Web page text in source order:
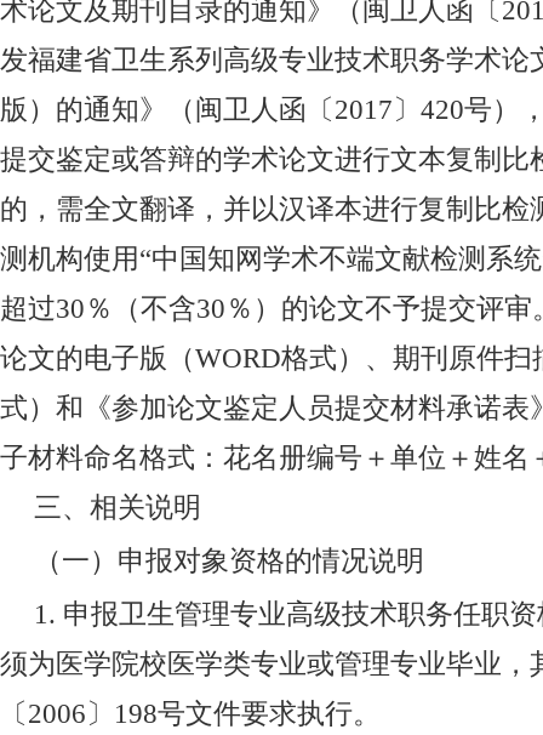
术论文及期刊目录的通知》（闽卫人函〔
发福建省卫生系列高级专业技术职务学术论
版）的通知》（闽卫人函〔2017〕 420号）
提交鉴定或答辩的学术论文进行文本复制比
的，需全文翻译，并以汉译本进行复制比检
测机构使用“中国知网学术不端文献检测系
超过30％（不含30％）的论文不予提交评
论文的电子版（WORD格式）、期刊原件扫
式）和《参加论文鉴定人员提交材料承诺表
子材料命名格式：花名册编号＋单位＋姓名
三、相关说明
（一）申报对象资格的情况说明
1. 申报卫生管理专业高级技术职务任职
须为医学院校医学类专业或管理专业毕业，
〔2006〕 198号文件要求执行。